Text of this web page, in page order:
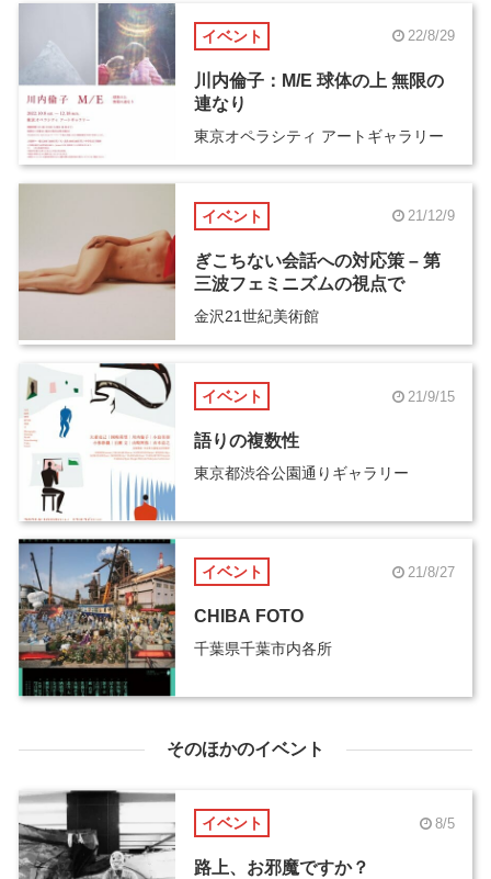
イベント 22/8/29
川内倫子：M/E 球体の上 無限の
連なり
東京オペラシティ アートギャラリー
イベント 21/12/9
ぎこちない会話への対応策 – 第
三波フェミニズムの視点で
金沢21世紀美術館
イベント 21/9/15
語りの複数性
東京都渋谷公園通りギャラリー
イベント 21/8/27
CHIBA FOTO
千葉県千葉市内各所
そのほかのイベント
イベント 8/5
路上、お邪魔ですか？